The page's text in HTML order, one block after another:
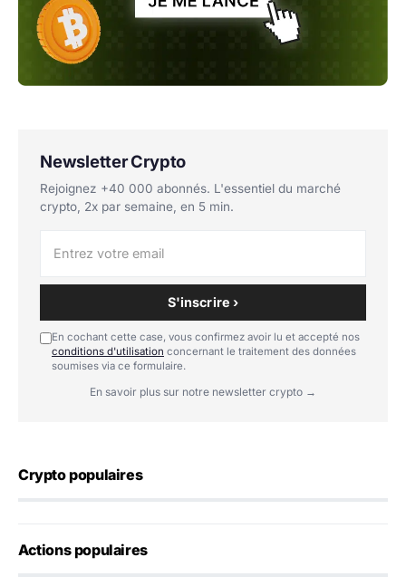
Newsletter Crypto
Rejoignez +40 000 abonnés. L'essentiel du marché
crypto, 2x par semaine, en 5 min.
S'inscrire ›
En cochant cette case, vous confirmez avoir lu et accepté nos
conditions d'utilisation concernant le traitement des données
soumises via ce formulaire.
En savoir plus sur notre newsletter crypto →
Crypto populaires
Actions populaires